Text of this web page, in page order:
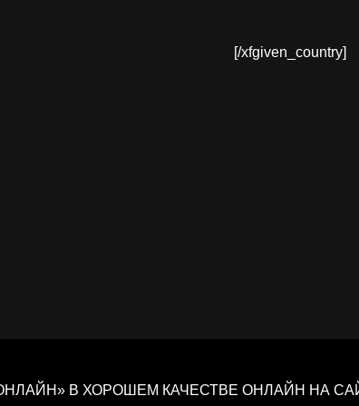
[/xfgiven_country]
В ХОРОШЕМ КАЧЕСТВЕ ОНЛАЙН НА